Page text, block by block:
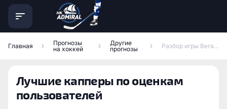
Главная
Прогнозы
на хоккей
Другие
прогнозы
Разбор игры Вегас — Колорадо
Лучшие капперы по оценкам
пользователей